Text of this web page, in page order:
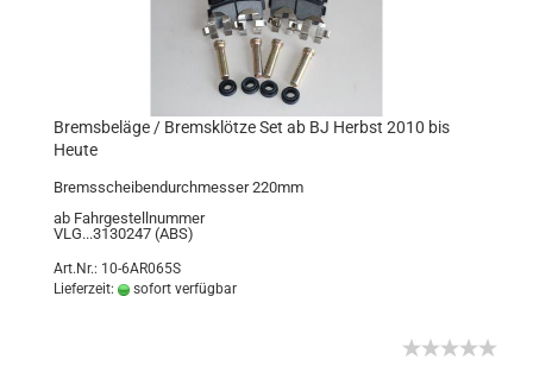
Bremsbeläge / Bremsklötze Set ab BJ Herbst 2010 bis
Heute
Bremsscheibendurchmesser 220mm
ab Fahrgestellnummer
VLG...3130247 (ABS)
Art.Nr.: 10-6AR065S
Lieferzeit:
sofort verfügbar